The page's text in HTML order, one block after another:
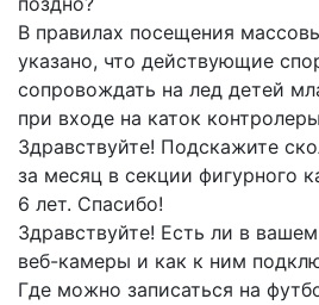
В правилах посещения
указано, что действующие
сопровождать на лед детей
при входе на каток
Здравствуйте! Подскажите
за месяц в секции фигурного
6 лет. Спасибо!
Здравствуйте! Есть ли в
веб-камеры и как к ним
Где можно записаться на